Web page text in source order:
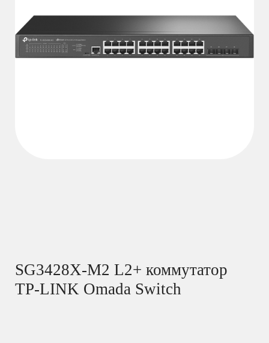
SG3428X-M2 L2+ коммутатор
TP-LINK Omada Switch